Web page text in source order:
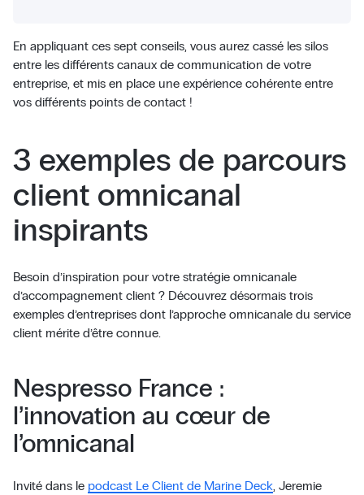
En appliquant ces sept conseils, vous aurez cassé les silos
entre les différents canaux de communication de votre
entreprise, et mis en place une expérience cohérente entre
vos différents points de contact !
3 exemples de parcours
client omnicanal
inspirants
Besoin d’inspiration pour votre stratégie omnicanale
d’accompagnement client ? Découvrez désormais trois
exemples d’entreprises dont l’approche omnicanale du service
client mérite d’être connue.
Nespresso France :
l’innovation au cœur de
l’omnicanal
Invité dans le podcast Le Client de Marine Deck, Jeremie